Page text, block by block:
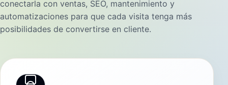
conectarla con ventas, SEO, mantenimiento y
automatizaciones para que cada visita tenga más
posibilidades de convertirse en cliente.